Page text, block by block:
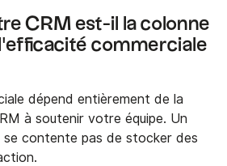
CRM est-il la colonne
commerciale
dépend entièrement de la
à soutenir votre équipe. Un
contente pas de stocker des